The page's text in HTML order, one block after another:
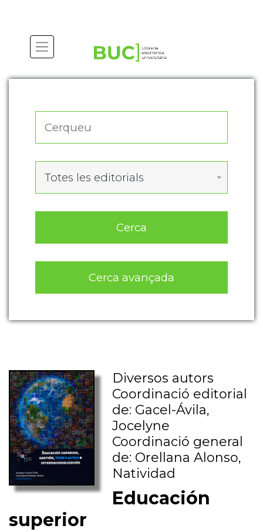
Totes les editorials
Cerca
Cerca avançada
Diversos autors
Coordinació editorial
de: Gacel-Ávila,
Jocelyne
Coordinació general
de: Orellana Alonso,
Natividad
Educación
superior